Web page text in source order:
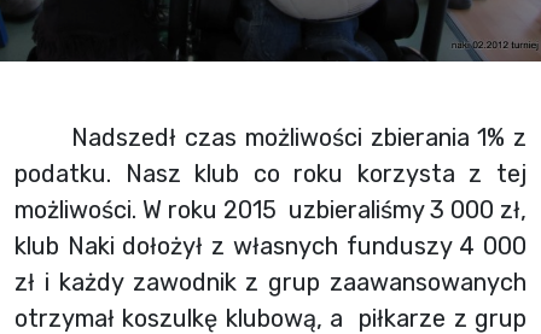
Nadszedł czas możliwości zbierania 1% z
podatku. Nasz klub co roku korzysta z tej
możliwości. W roku 2015 uzbieraliśmy 3 000 zł,
klub Naki dołożył z własnych funduszy 4 000
zł i każdy zawodnik z grup zaawansowanych
otrzymał koszulkę klubową, a piłkarze z grup